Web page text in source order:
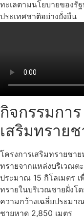
ทะเลตามนโยบายของรั
ประเทศชาติอย่างยั่งยืน
กิจกรรมการ
เสริมทราย
โครงการเสริมทรายชา
ทรายจากแหล่งบริเวณต
ประมาณ 15 กิโลเมตร เ
ทรายในบริเวณชายฝั่งโ
ความกว้างเฉลี่ยประมา
ชายหาด 2,850 เมตร